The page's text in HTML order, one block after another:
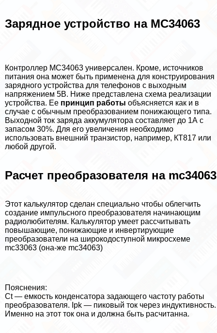
Зарядное устройство на MC34063
Контроллер MC34063 универсален. Кроме, источников
питания она может быть применена для конструирования
зарядного устройства для телефонов с выходным
напряжением 5В. Ниже представлена схема реализации
устройства. Ее принцип работы объясняется как и в
случае с обычным преобразованием понижающего типа.
Выходной ток заряда аккумулятора составляет до 1А с
запасом 30%. Для его увеличения необходимо
использовать внешний транзистор, например, КТ817 или
любой другой.
Расчет преобразователя на mc34063
Этот калькулятор сделан специально чтобы облегчить
создание импульсного преобразователя начинающим
радиолюбителям. Калькулятор умеет рассчитывать
повышающие, понижающие и инвертирующие
преобразователи на широкодоступной микросхеме
mc33063 (она-же mc34063)
Пояснения:
Ct — емкость конденсатора задающего частоту работы
преобразователя. Ipk — пиковый ток через индуктивность.
Именно на этот ток она и должна быть расчитанна.